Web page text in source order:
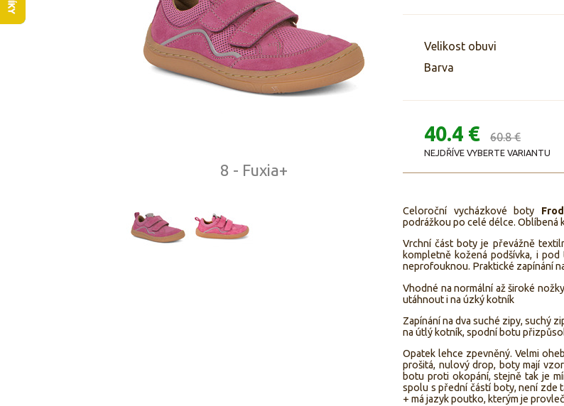
8 - Fuxia+
Velikost obuvi
Barva
40.4 € 60.8 €
NEJDŘÍVE VYBERTE VARIANTU
Celoroční vycházkové boty
podrážkou po celé délce. Oblíbená
Vrchní část boty je převážně
kompletně kožená podšívka, i
neprofouknou. Praktické zapínání
Vhodné na normální až široké
utáhnout i na úzký kotník
Zapínání na dva suché zipy, suchý
na útlý kotník, spodní botu
Opatek lehce zpevněný. Velmi
prošitá, nulový drop, boty mají
botu proti okopání, stejně tak je
spolu s přední částí boty, není zde
+ má jazyk poutko, kterým je